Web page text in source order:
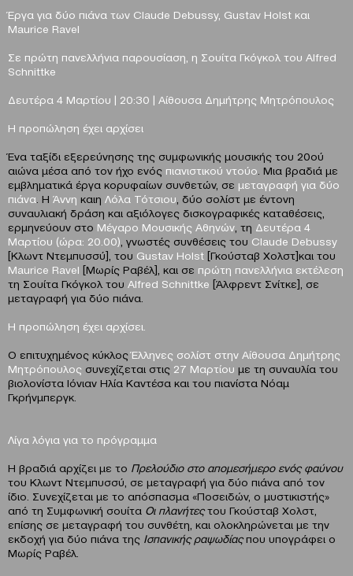
Έργα για δύο πιάνα των Claude Debussy, Gustav Holst και
Maurice Ravel
Σε πρώτη πανελλήνια παρουσίαση, η Σουίτα Γκόγκολ του Alfred
Schnittke
Δευτέρα 4 Μαρτίου | 20:30 | Αίθουσα Δημήτρης Μητρόπουλος
Η προπώληση έχει αρχίσει
Ένα ταξίδι εξερεύνησης της συμφωνικής μουσικής του 20ού
αιώνα μέσα από τον ήχο ενός πιανιστικού ντούο . Μια βραδιά με
εμβληματικά έργα κορυφαίων συνθετών, σε μεταγραφή για δύο
πιάνα . Η Άννη καιη Λόλα Τότσιου , δύο σολίστ με έντονη
συναυλιακή δράση και αξιόλογες δισκογραφικές καταθέσεις,
ερμηνεύουν στο Μέγαρο Μουσικής Αθηνών , τη Δευτέρα 4
Μαρτίου (ώρα: 20.00) , γνωστές συνθέσεις του Claude Debussy
[Κλωντ Ντεμπυσσύ], του Gustav Holst [Γκούσταβ Χολστ]και του
Maurice Ravel [Μωρίς Ραβέλ], και σε πρώτη πανελλήνια εκτέλεση
τη Σουίτα Γκόγκολ του Alfred Schnittke [Άλφρεντ Σνίτκε], σε
μεταγραφή για δύο πιάνα.
Η προπώληση έχει αρχίσει.
Ο επιτυχημένος κύκλοςΈλληνες σολίστ στην Αίθουσα Δημήτρης
Μητρόπουλος συνεχίζεται στις 27 Μαρτίου με τη συναυλία του
βιολονίστα Ιόνιαν Ηλία Καντέσα και του πιανίστα Νόαμ
Γκρήνμπεργκ.
Λίγα λόγια για το πρόγραμμα
Η βραδιά αρχίζει με το Πρελούδιο στο απομεσήμερο ενός φαύνου
του Κλωντ Ντεμπυσσύ, σε μεταγραφή για δύο πιάνα από τον
ίδιο. Συνεχίζεται με το απόσπασμα «Ποσειδών, ο μυστικιστής»
από τη Συμφωνική σουίτα Οι πλανήτεςτου Γκούσταβ Χολστ,
επίσης σε μεταγραφή του συνθέτη, και ολοκληρώνεται με την
εκδοχή για δύο πιάνα της Ισπανικής ραψωδίαςπου υπογράφει ο
Μωρίς Ραβέλ.